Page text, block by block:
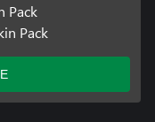
Pack
Pack